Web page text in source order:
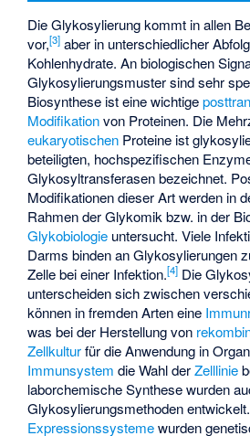
Die Glykosylierung kommt in allen
vor,[3] aber in unterschiedlicher
Kohlenhydrate. An biologischen
Glykosylierungsmuster sind sehr
Biosynthese ist eine wichtige
Modifikationvon Proteinen. Die
eukaryotischen Proteine ist
beteiligten, hochspezifischen
Glykosyltransferasenbezeichnet.
Modifikationen dieser Art werden in
Rahmen derGlykomik bzw. in der
Glykobiologie untersucht. Viele
Darms binden an Glykosylierungen
Zelle bei einer Infektion.[4] Die
unterscheiden sich zwischen
können in fremden Arten eine
was bei der Herstellung von
Zellkulturfür die Anwendung in
Immunsystem die Wahl derZelllinie
laborchemische Synthese wurden
Glykosylierungsmethoden entwickelt.
Expressionssystemewurden